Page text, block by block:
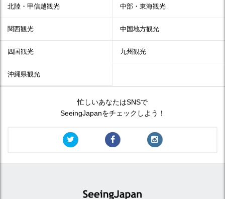
北陸・甲信越観光 中部・東海観光
関西観光 中国地方観光
四国観光 九州観光
沖縄県観光
忙しいあなたはSNSで
SeeingJapanをチェックしよう！